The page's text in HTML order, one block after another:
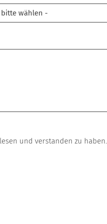
und verstanden zu haben.